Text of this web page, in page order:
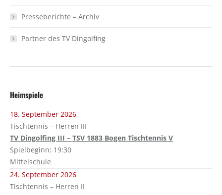
Presseberichte – Archiv
Partner des TV Dingolfing
Heimspiele
18. September 2026
Tischtennis – Herren III
TV Dingolfing III – TSV 1883 Bogen Tischtennis V
Spielbeginn: 19:30
Mittelschule
24. September 2026
Tischtennis – Herren II